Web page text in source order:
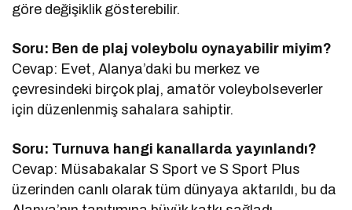
göre değişiklik gösterebilir.
Soru: Ben de plaj voleybolu oynayabilir miyim?
Cevap: Evet, Alanya’daki bu merkez ve
çevresindeki birçok plaj, amatör voleybolseverler
için düzenlenmiş sahalara sahiptir.
Soru: Turnuva hangi kanallarda yayınlandı?
Cevap: Müsabakalar S Sport ve S Sport Plus
üzerinden canlı olarak tüm dünyaya aktarıldı, bu da